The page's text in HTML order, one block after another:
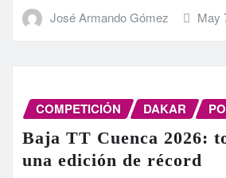
José Armando Gómez May
COMPETICIÓN DAKAR
Baja TT Cuenca 2026:
una edición de récord